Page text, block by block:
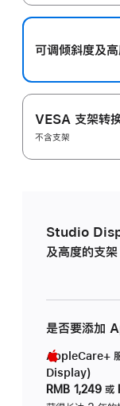
可调倾斜度及
VESA 支架转
不含支架
Studio
及高度的支架
是否要添加
AppleCare+
Display)
RMB 1,249 或